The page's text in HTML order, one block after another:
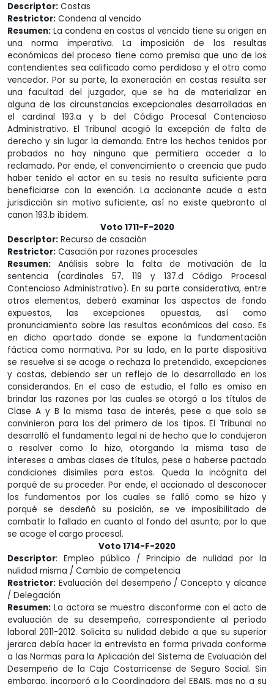
Descriptor: Costas
Restrictor: Condena al vencido
Resumen: La condena en costas al vencido tiene su origen en
una norma imperativa. La imposición de las resultas
económicas del proceso tiene como premisa que uno de los
contendientes sea calificado como perdidoso y el otro como
vencedor. Por su parte, la exoneración en costas resulta ser
una facultad del juzgador, que se ha de materializar en
alguna de las circunstancias excepcionales desarrolladas en
el cardinal 193.a y b del Código Procesal Contencioso
Administrativo. El Tribunal acogió la excepción de falta de
derecho y sin lugar la demanda. Entre los hechos tenidos por
probados no hay ninguno que permitiera acceder a lo
reclamado. Por ende, el convencimiento o creencia que pudo
haber tenido el actor en su tesis no resulta suficiente para
beneficiarse con la exención. La accionante acude a esta
jurisdicción sin motivo suficiente, así no existe quebranto al
canon 193.b ibídem.
Voto 1711-F-2020
Descriptor: Recurso de casación
Restrictor: Casación por razones procesales
Resumen: Análisis sobre la falta de motivación de la
sentencia (cardinales 57, 119 y 137.d Código Procesal
Contencioso Administrativo). En su parte considerativa, entre
otros elementos, deberá examinar los aspectos de fondo
expuestos, las excepciones opuestas, así como
pronunciamiento sobre las resultas económicas del caso. Es
en dicho apartado donde se expone la fundamentación
fáctica como normativa. Por su lado, en la parte dispositiva
se resuelve si se acoge o rechaza lo pretendido, excepciones
y costas, debiendo ser un reflejo de lo desarrollado en los
considerandos. En el caso de estudio, el fallo es omiso en
brindar las razones por las cuales se otorgó a los títulos de
Clase A y B la misma tasa de interés, pese a que solo se
convinieron para los del primero de los tipos. El Tribunal no
desarrolló el fundamento legal ni de hecho que lo condujeron
a resolver como lo hizo, otorgando la misma tasa de
intereses a ambas clases de títulos, pese a haberse pactado
condiciones disimiles para estos. Queda la incógnita del
porqué de su proceder. Por ende, el accionado al desconocer
los fundamentos por los cuales se falló como se hizo y
porqué se desdeñó su posición, se ve imposibilitado de
combatir lo fallado en cuanto al fondo del asunto; por lo que
se acoge el cargo procesal.
Voto 1714-F-2020
Descriptor: Empleo público / Principio de nulidad por la
nulidad misma / Cambio de competencia
Restrictor: Evaluación del desempeño / Concepto y alcance
/ Delegación
Resumen: La actora se muestra disconforme con el acto de
evaluación de su desempeño, correspondiente al período
laboral 2011-2012. Solicita su nulidad debido a que su superior
jerarca debía hacer la entrevista en forma privada conforme
a las Normas para la Aplicación del Sistema de Evaluación del
Desempeño de la Caja Costarricense de Seguro Social. Sin
embargo, incorporó a la Coordinadora del EBAIS, mas no a su